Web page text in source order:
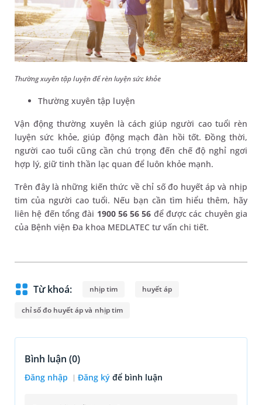
Thường xuyên tập luyện để rèn luyện sức khỏe
Thường xuyên tập luyện
Vận động thường xuyên là cách giúp người cao tuổi rèn
luyện sức khỏe, giúp động mạch đàn hồi tốt. Đồng thời,
người cao tuổi cũng cần chú trọng đến chế độ nghỉ ngơi
hợp lý, giữ tinh thần lạc quan để luôn khỏe mạnh.
Trên đây là những kiến thức về chỉ số đo huyết áp và nhịp
tim của người cao tuổi. Nếu bạn cần tìm hiểu thêm, hãy
liên hệ đến tổng đài 1900 56 56 56 để được các chuyên gia
của Bệnh viện Đa khoa MEDLATEC tư vấn chi tiết.
Từ khoá: nhịp tim huyết áp
chỉ số đo huyết áp và nhịp tim
Bình luận (0)
Đăng nhập Đăng ký để bình luận